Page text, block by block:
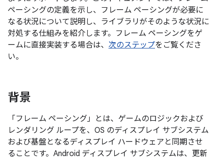
ペーシングの定義を示し、フレーム ペーシングが必要に
なる状況について説明し、ライブラリがそのような状況に
対処する仕組みを紹介します。フレーム ペーシングをゲ
ームに直接実装する場合は、 次のステップをご覧くださ
い。
背景
「フレーム ペーシング」とは、ゲームのロジックおよび
レンダリング ループを、OS のディスプレイ サブシステム
および基盤となるディスプレイ ハードウェアと同期させ
ることです。Android ディスプレイ サブシステムは、更新